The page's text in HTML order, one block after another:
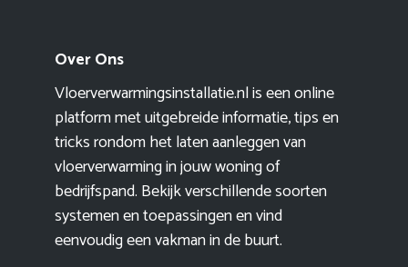
Over Ons
Vloerverwarmingsinstallatie.nl is een online
platform met uitgebreide informatie, tips en
tricks rondom het laten aanleggen van
vloerverwarming in jouw woning of
bedrijfspand. Bekijk verschillende soorten
systemen en toepassingen en vind
eenvoudig een vakman in de buurt.